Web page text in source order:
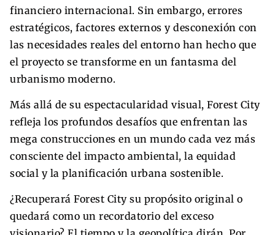
financiero internacional. Sin embargo, errores
estratégicos, factores externos y desconexión con
las necesidades reales del entorno han hecho que
el proyecto se transforme en un fantasma del
urbanismo moderno.
Más allá de su espectacularidad visual, Forest City
refleja los profundos desafíos que enfrentan las
mega construcciones en un mundo cada vez más
consciente del impacto ambiental, la equidad
social y la planificación urbana sostenible.
¿Recuperará Forest City su propósito original o
quedará como un recordatorio del exceso